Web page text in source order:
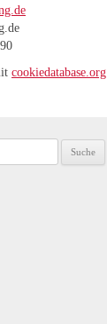
cookiedatabase.org